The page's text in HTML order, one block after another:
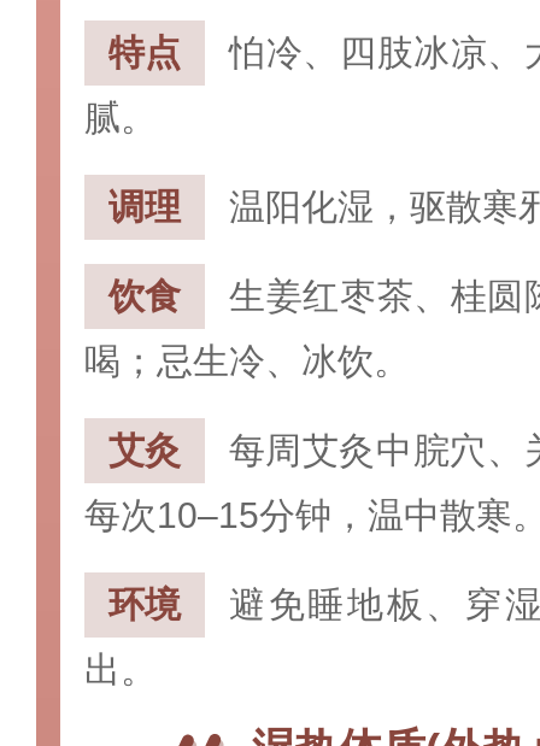
特点‌
怕冷、四肢冰凉、
腻。
‌调理‌ 温阳化湿，驱散寒
饮食‌
生姜红枣茶、桂圆
喝；忌生冷、冰饮。
‌艾灸‌
每周艾灸‌中脘穴‌、‌
每次10–15分钟，温中散寒
‌环境‌
避免睡地板、穿
出。